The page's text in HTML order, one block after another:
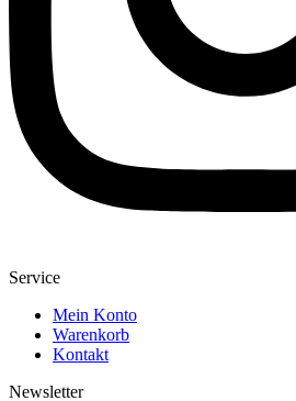
Service
Mein Konto
Warenkorb
Kontakt
Newsletter